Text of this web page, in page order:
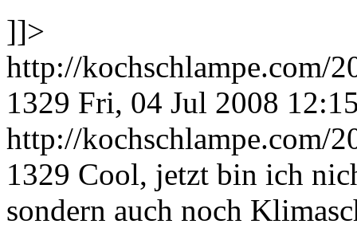
]]>
http://kochschlampe.com/
1329 Fri, 04 Jul 2008
http://kochschlampe.com/
1329 Cool, jetzt bin ich
sondern auch noch